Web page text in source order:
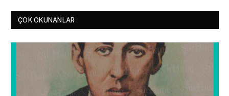
ÇOK OKUNANLAR